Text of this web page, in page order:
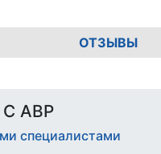
ОТЗЫВЫ
С АВР
специалистами